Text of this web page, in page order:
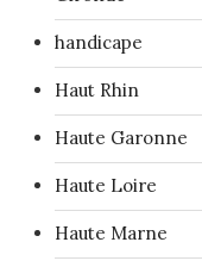
handicape
Haut Rhin
Haute Garonne
Haute Loire
Haute Marne